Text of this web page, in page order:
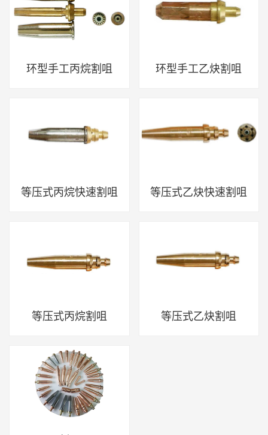
环型手工丙烷割咀 环型手工乙炔割咀
等压式丙烷快速割咀 等压式乙炔快速割咀
等压式丙烷割咀 等压式乙炔割咀